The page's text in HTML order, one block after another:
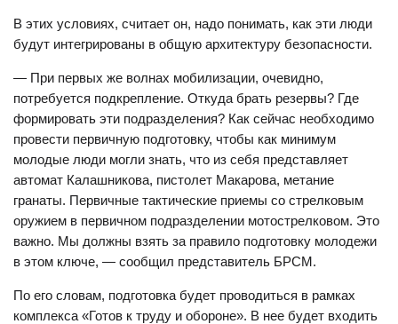
В этих условиях, считает он, надо понимать, как эти люди
будут интегрированы в общую архитектуру безопасности.
— При первых же волнах мобилизации, очевидно,
потребуется подкрепление. Откуда брать резервы? Где
формировать эти подразделения? Как сейчас необходимо
провести первичную подготовку, чтобы как минимум
молодые люди могли знать, что из себя представляет
автомат Калашникова, пистолет Макарова, метание
гранаты. Первичные тактические приемы со стрелковым
оружием в первичном подразделении мотострелковом. Это
важно. Мы должны взять за правило подготовку молодежи
в этом ключе, — сообщил представитель БРСМ.
По его словам, подготовка будет проводиться в рамках
комплекса «Готов к труду и обороне». В нее будет входить